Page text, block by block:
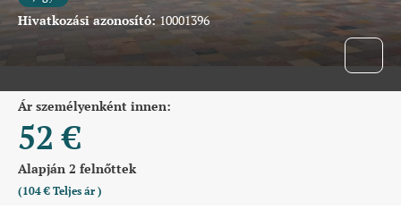
Hivatkozási azonosító:10001396
ár személyenként innen:
52 €
Alapján 2 felnőttek
(104 € Teljes ár)